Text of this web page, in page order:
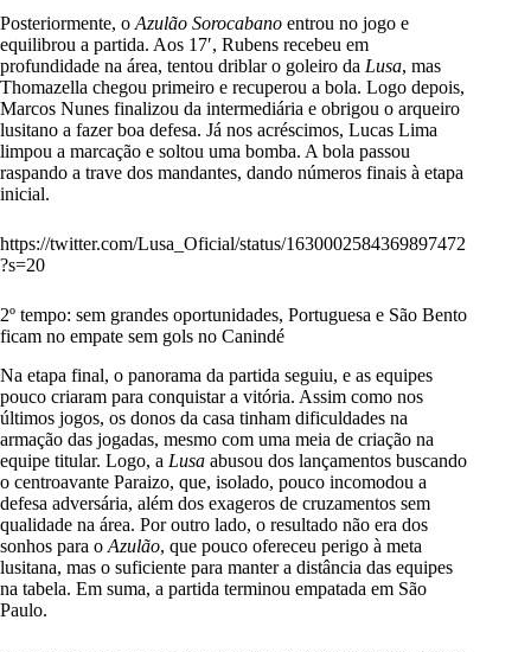
Posteriormente, o Azulão Sorocabano entrou no jogo e
equilibrou a partida. Aos 17′, Rubens recebeu em
profundidade na área, tentou driblar o goleiro da Lusa, mas
Thomazella chegou primeiro e recuperou a bola. Logo depois,
Marcos Nunes finalizou da intermediária e obrigou o arqueiro
lusitano a fazer boa defesa. Já nos acréscimos, Lucas Lima
limpou a marcação e soltou uma bomba. A bola passou
raspando a trave dos mandantes, dando números finais à etapa
inicial.
https://twitter.com/Lusa_Oficial/status/1630002584369897472
?s=20
2º tempo: sem grandes oportunidades, Portuguesa e São Bento
ficam no empate sem gols no Canindé
Na etapa final, o panorama da partida seguiu, e as equipes
pouco criaram para conquistar a vitória. Assim como nos
últimos jogos, os donos da casa tinham dificuldades na
armação das jogadas, mesmo com uma meia de criação na
equipe titular. Logo, a Lusa abusou dos lançamentos buscando
o centroavante Paraizo, que, isolado, pouco incomodou a
defesa adversária, além dos exageros de cruzamentos sem
qualidade na área. Por outro lado, o resultado não era dos
sonhos para o Azulão, que pouco ofereceu perigo à meta
lusitana, mas o suficiente para manter a distância das equipes
na tabela. Em suma, a partida terminou empatada em São
Paulo.